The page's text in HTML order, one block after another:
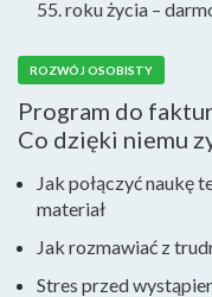
55. roku życia –
ROZWÓJ OSOBISTY
Program do
Co dzięki niemu
Jak połączyć naukę
materiał
Jak rozmawiać z
Stres przed